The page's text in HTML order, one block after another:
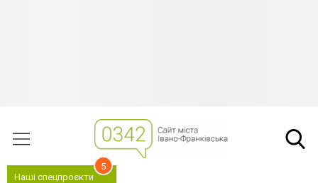
Наші спецпроєкти
5